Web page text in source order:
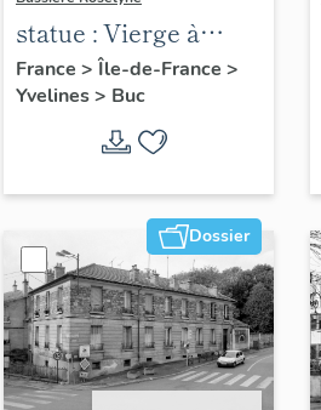
statue : Vierge à
l'Enfant (n°2)
France > Île-de-France >
Yvelines> Buc
Dossier